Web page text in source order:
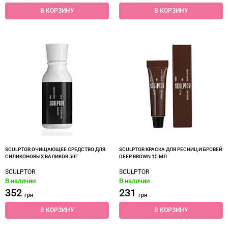
В КОРЗИНУ В КОРЗИНУ
SCULPTOR ОЧИЩАЮЩЕЕ СРЕДСТВО ДЛЯ
СИЛИКОНОВЫХ ВАЛИКОВ 50Г
SCULPTOR
В наличии
352 грн
В КОРЗИНУ
SCULPTOR КРАСКА ДЛЯ РЕСНИЦ И БРОВЕЙ
DEEP BROWN 15 МЛ
SCULPTOR
В наличии
231 грн
В КОРЗИНУ